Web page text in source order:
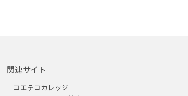
関連サイト
コエテコカレッジ